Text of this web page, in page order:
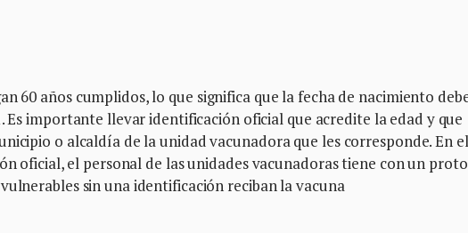
60 años cumplidos, lo que significa que la fecha de nacimiento
Es importante llevar identificación oficial que acredite la edad y que
o alcaldía de la unidad vacunadora que les corresponde. En el
oficial, el personal de las unidades vacunadoras tiene con un
sin una identificación reciban la vacuna